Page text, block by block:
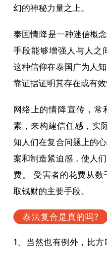
幻的神秘力量之上。
泰国情降是一种迷信概
手段能够增强人与人之
这种信仰在泰国广为人
靠证据证明其存在或有效
网络上的情降宣传，常
素，来构建信任感，实
知人们在复合问题上的
案和制造紧迫感，使人
费。 受害者的花费从
取钱财的主要手段。
泰法复合是真的吗?
1、当然也有例外，比